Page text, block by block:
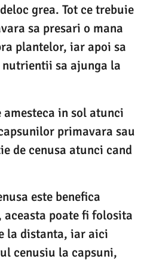
grea. Tot ce trebuie
sa presari o mana
plantelor, iar apoi sa
sa ajunga la
amesteca in sol atunci
primavara sau
de cenusa atunci cand
este benefica
poate fi folosita
la distanta, iar aici
cenusiu la capsuni,